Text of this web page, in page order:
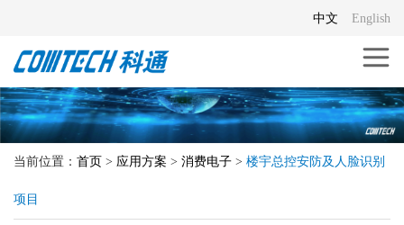
English
中文
当前位置： 首页 > 应用方案 > 消费电子 > 楼宇总控安防及人脸识别
项目